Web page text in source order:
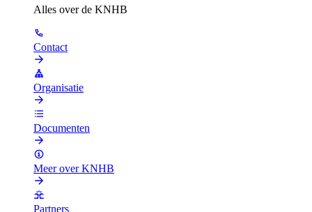
Alles over de KNHB
Contact
Organisatie
Documenten
Meer over KNHB
Partners